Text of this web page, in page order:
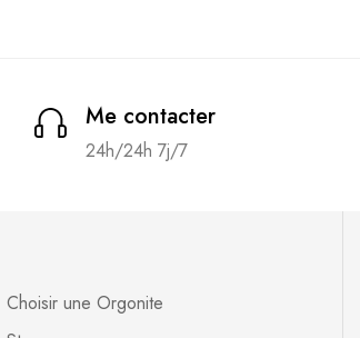
Me contacter
24h/24h 7j/7
Choisir une Orgonite